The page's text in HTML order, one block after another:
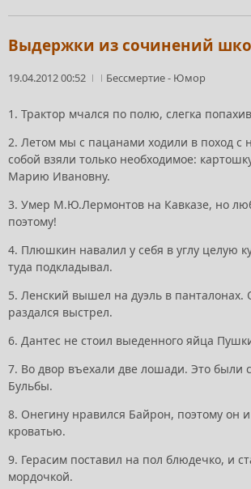
Выдержки из сочинений
19.04.2012 00:52 Бессмертие- Юмор
1. Трактор мчался по полю, слегка
2. Летом мы с пацанами ходили в поход с
собой взяли только необходимое:
Марию Ивановну.
3. Умер М.Ю.Лермонтов на Кавказе, но
поэтому!
4. Плюшкин навалил у себя в углу целую
туда подкладывал.
5. Ленский вышел на дуэль в
раздался выстрел.
6. Дантес не стоил выеденного яйца
7. Во двор въехали две лошади. Это были
Бульбы.
8. Онегину нравился Байрон, поэтому он
кроватью.
9. Герасим поставил на пол блюдечко, и
мордочкой.